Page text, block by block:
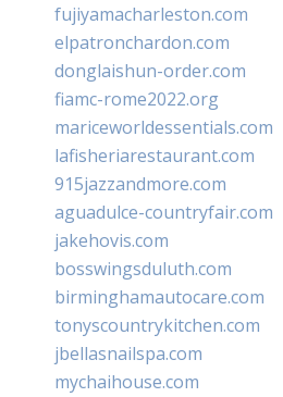
fujiyamacharleston.com
elpatronchardon.com
donglaishun-order.com
fiamc-rome2022.org
mariceworldessentials.com
lafisheriarestaurant.com
915jazzandmore.com
aguadulce-countryfair.com
jakehovis.com
bosswingsduluth.com
birminghamautocare.com
tonyscountrykitchen.com
jbellasnailspa.com
mychaihouse.com